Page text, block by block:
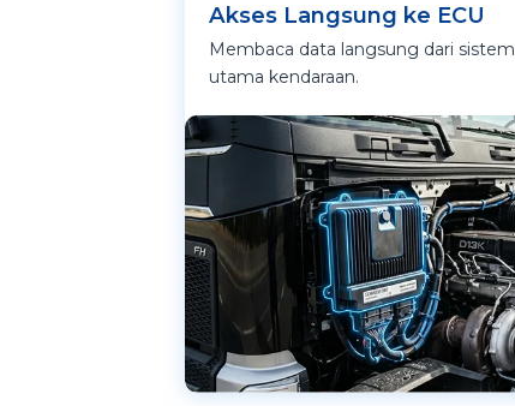
Akses Langsung ke ECU
Membaca data langsung dari sistem
utama kendaraan.